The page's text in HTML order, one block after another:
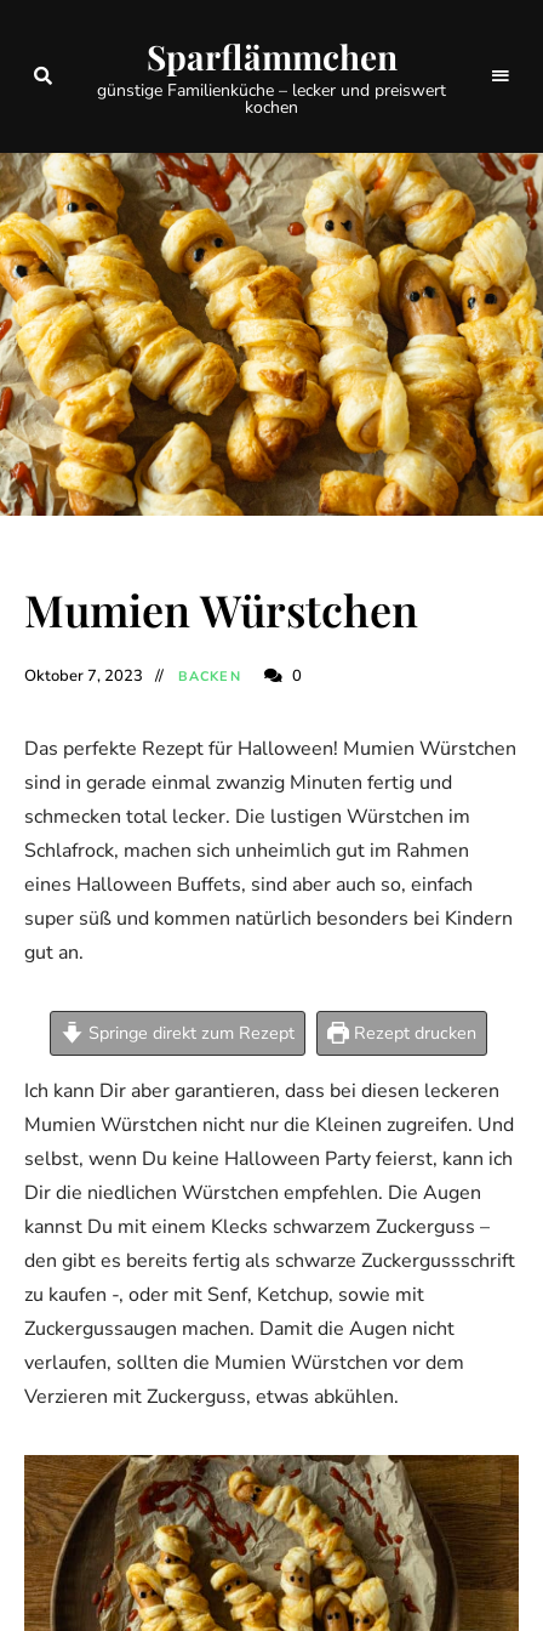
Sparflämmchen
günstige Familienküche – lecker und preiswert
kochen
Mumien Würstchen
Oktober 7, 2023 BACKEN 0
Das perfekte Rezept für Halloween! Mumien Würstchen
sind in gerade einmal zwanzig Minuten fertig und
schmecken total lecker. Die lustigen Würstchen im
Schlafrock, machen sich unheimlich gut im Rahmen
eines Halloween Buffets, sind aber auch so, einfach
super süß und kommen natürlich besonders bei Kindern
gut an.
Springe direkt zum Rezept Rezept drucken
Ich kann Dir aber garantieren, dass bei diesen leckeren
Mumien Würstchen nicht nur die Kleinen zugreifen. Und
selbst, wenn Du keine Halloween Party feierst, kann ich
Dir die niedlichen Würstchen empfehlen. Die Augen
kannst Du mit einem Klecks schwarzem Zuckerguss –
den gibt es bereits fertig als schwarze Zuckergussschrift
zu kaufen -, oder mit Senf, Ketchup, sowie mit
Zuckergussaugen machen. Damit die Augen nicht
verlaufen, sollten die Mumien Würstchen vor dem
Verzieren mit Zuckerguss, etwas abkühlen.